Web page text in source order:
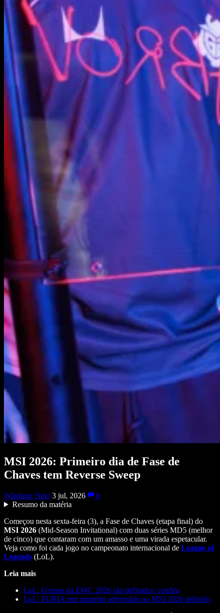
MSI 2026: Primeiro dia de Fase de
Chaves tem Reverse Sweep
Wladimir Neto 3 jul, 2026
0
Resumo da matéria
Começou nesta sexta-feira (3), a Fase de Chaves (etapa final) do
MSI 2026 (Mid-Season Invitational) com duas séries MD5 (melhor
de cinco) que contaram com um amasso e uma virada espetacular.
Veja como foi cada jogo no campeonato internacional de League of
Legends (LoL).
Leia mais
LoL: Grupos da EWC 2026 são definidos; confira
LoL: FURIA tem primeiro adversário no MSI 2026 definido